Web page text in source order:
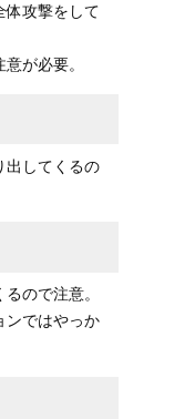
体攻撃をして
が必要。
出してくるの
ので注意。
ンではやっか